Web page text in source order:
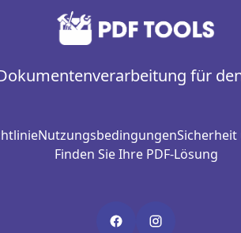
für
NutzungsbedingungenSicherheit
Finden Sie Ihre PDF-Lösung